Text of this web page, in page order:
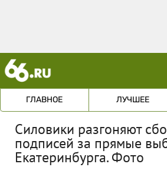
ГЛАВНОЕ ЛУЧШЕЕ
Силовики разгоняют
подписей за прямые
Екатеринбурга. Фото